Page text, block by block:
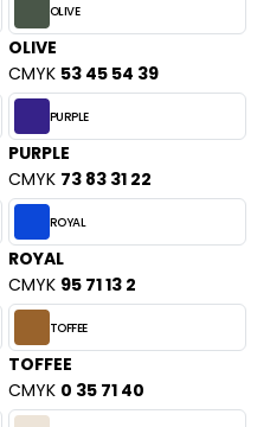
OLIVE
OLIVE
CMYK 53 45 54 39
PURPLE
PURPLE
CMYK 73 83 31 22
ROYAL
ROYAL
CMYK 95 71 13 2
TOFFEE
TOFFEE
CMYK 0 35 71 40